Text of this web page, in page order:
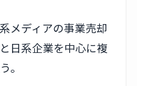
メディアの事業売却
日系企業を中心に複
。